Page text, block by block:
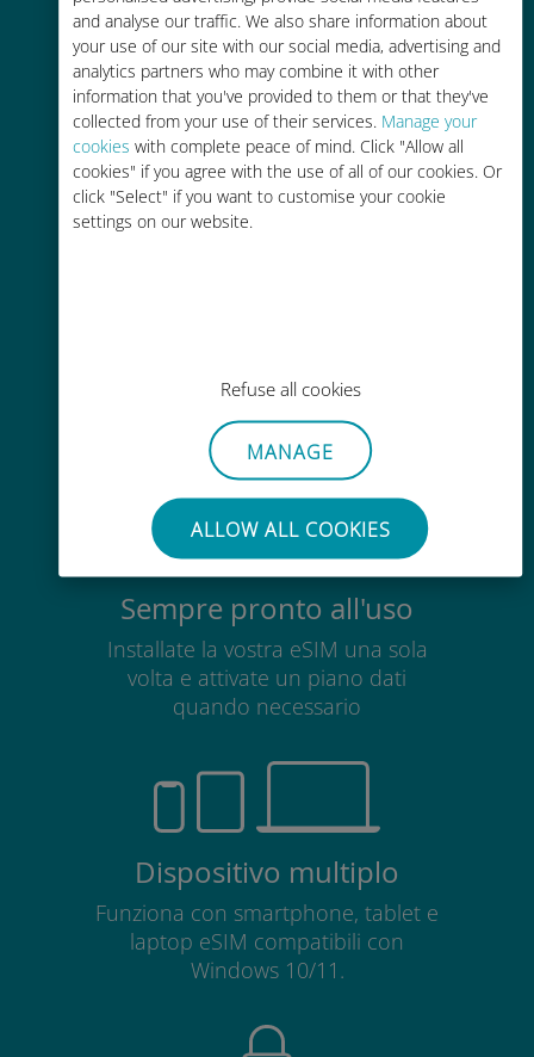
and analyse our traffic. We also share information about
your use of our site with our social media, advertising and
analytics partners who may combine it with other
information that you've provided to them or that they've
collected from your use of their services. Manage your
cookies with complete peace of mind. Click "Allow all
cookies" if you agree with the use of all of our cookies. Or
click "Select" if you want to customise your cookie
settings on our website.
Refuse all cookies
MANAGE
ALLOW ALL COOKIES
Ricarica facile
Ovunque tramite l'app Ubigi, anche
senza Wi-Fi o dati residui
Senza sforzo
Non è necessario rimuovere la
scheda SIM esistente
Sempre pronto all'uso
Installate la vostra eSIM una sola
volta e attivate un piano dati
quando necessario
Dispositivo multiplo
Funziona con smartphone, tablet e
laptop eSIM compatibili con
Windows 10/11.